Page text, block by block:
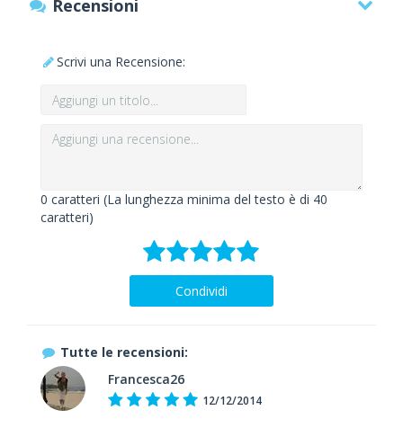
Recensioni
Scrivi una Recensione:
0 caratteri (La lunghezza minima del testo è di 40
caratteri)
Condividi
Tutte le recensioni:
Francesca26
12/12/2014